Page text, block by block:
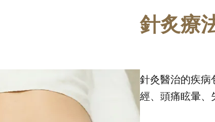
針炙療
針灸醫治的疾病
經、頭痛眩暈、